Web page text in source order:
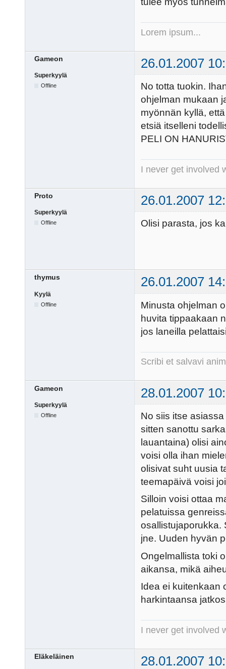
Lorem ipsum...
Gameon 26.01.2007
Superkyylä
Offline
No totta tuokin.
ohjelman mukaan
myönnän kyllä,
etsiä itselleni
PELI ON
I never get involved
Proto 26.01.2007
Superkyylä
Offline Olisi parasta, jos
thymus 26.01.2007
Kyylä
Offline
Minusta ohjelman
huvita tippaakaan
jos laneilla
Scribi et salvavi
Gameon 28.01.2007
Superkyylä
Offline
No siis itse
sitten sanottu
lauantaina) olisi
voisi olla ihan
olisivat suht uusia
teemapäivä voisi
Silloin voisi ottaa
pelatuissa
osallistujaporukka.
jne. Uuden hyvän
Ongelmallista toki
aikansa, mikä
Idea ei kuitenkaan
harkintaansa
I never get involved
Eläkeläinen 28.01.2007